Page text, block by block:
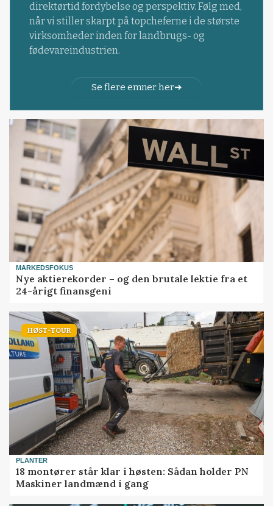
direktørtid fordybelse og perspektiv. Følg med,
når vi stiller skarpt på topcheferne i de største
virksomheder inden for landbrugs- og
fødevareindustrien.
Se flere emner her
MARKEDSFOKUS
Nye aktierekorder – og den brutale lektie fra et
24-årigt finansgeni
HØST-TOUR
PLANTER
18 montører står klar i høsten: Sådan holder PN
Maskiner landmænd i gang